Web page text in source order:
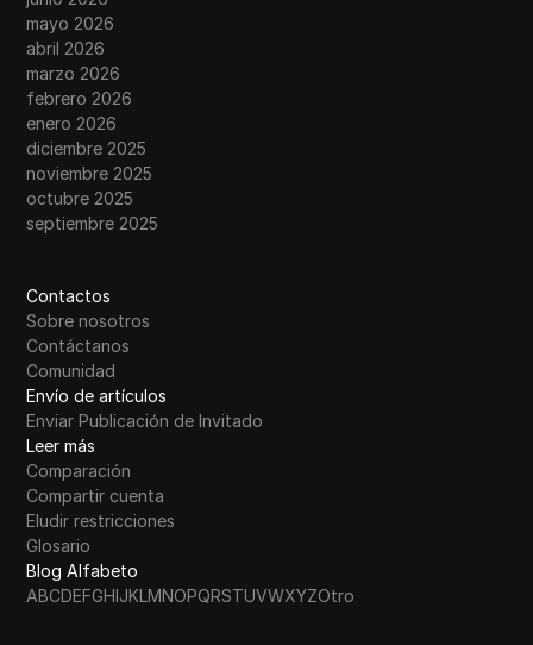
mayo 2026
abril 2026
marzo 2026
febrero 2026
enero 2026
diciembre 2025
noviembre 2025
octubre 2025
septiembre 2025
Contactos
Sobre nosotros
Contáctanos
Comunidad
Envío de artículos
Enviar Publicación de Invitado
Leer más
Comparación
Compartir cuenta
Eludir restricciones
Glosario
Blog Alfabeto
ABCDEFGHIJKLMNOPQRSTUVWXYZOtro